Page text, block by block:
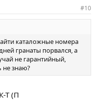
#10
каталожные номера
гранаты порвался, а
не гарантийный,
не знаю?
Т (П